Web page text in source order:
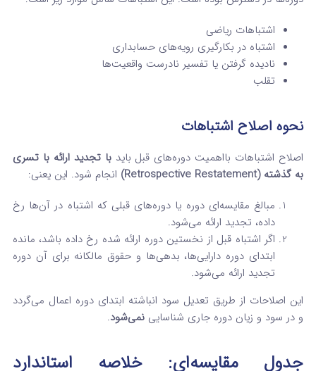
اشتباهات ریاضی
اشتباه در بکارگیری رویه‌های حسابداری
نادیده گرفتن یا تفسیر نادرست واقعیت‌ها
تقلب
نحوه اصلاح اشتباهات
اصلاح اشتباهات بااهمیت دوره‌های قبل بایدبا تجدید ارائه با تسری
به گذشته (Retrospective Restatement)
انجام شود. این یعنی:
مبالغ مقایسه‌ای دوره یا دوره‌های قبلی که اشتباه در آن‌ها رخ
داده، تجدید ارائه می‌شود.
اگر اشتباه قبل از نخستین دوره ارائه شده رخ داده باشد، مانده
ابتدای دوره دارایی‌ها، بدهی‌ها و حقوق مالکانه برای آن دوره
تجدید ارائه می‌شود.
این اصلاحات از طریق تعدیل سود انباشته ابتدای دوره اعمال می‌گردد
و در سود و زیان دوره جاری شناسایی نمی‌شود.
جدول مقایسه‌ای: خلاصه استاندارد